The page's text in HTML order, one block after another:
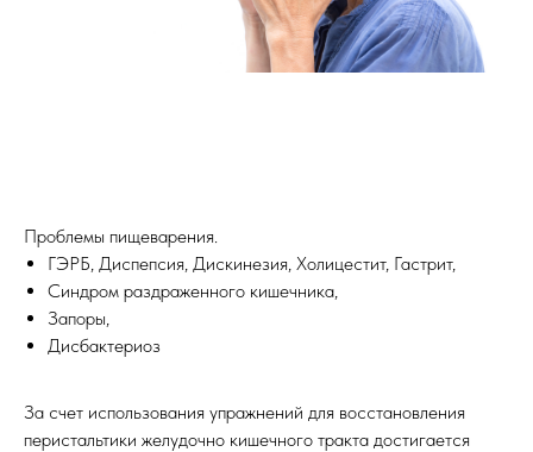
Проблемы пищеварения.
ГЭРБ, Диспепсия, Дискинезия, Холицестит, Гастрит,
Синдром раздраженного кишечника,
Запоры,
Дисбактериоз
За счет использования упражнений для восстановления
перистальтики желудочно кишечного тракта достигается